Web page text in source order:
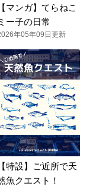
【マンガ】てらねこ
ー子の日常
年05年09日更新
【特設】ご近所で天
魚クエスト！